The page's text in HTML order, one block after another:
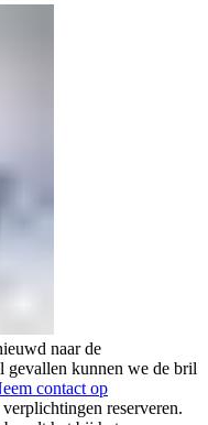
naar de
gevallen kunnen we de bril
contact op
reserveren.